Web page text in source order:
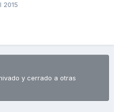
2015
y cerrado a otras